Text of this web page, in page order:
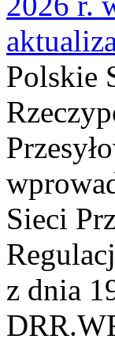
Polskie
Sieci
z dnia